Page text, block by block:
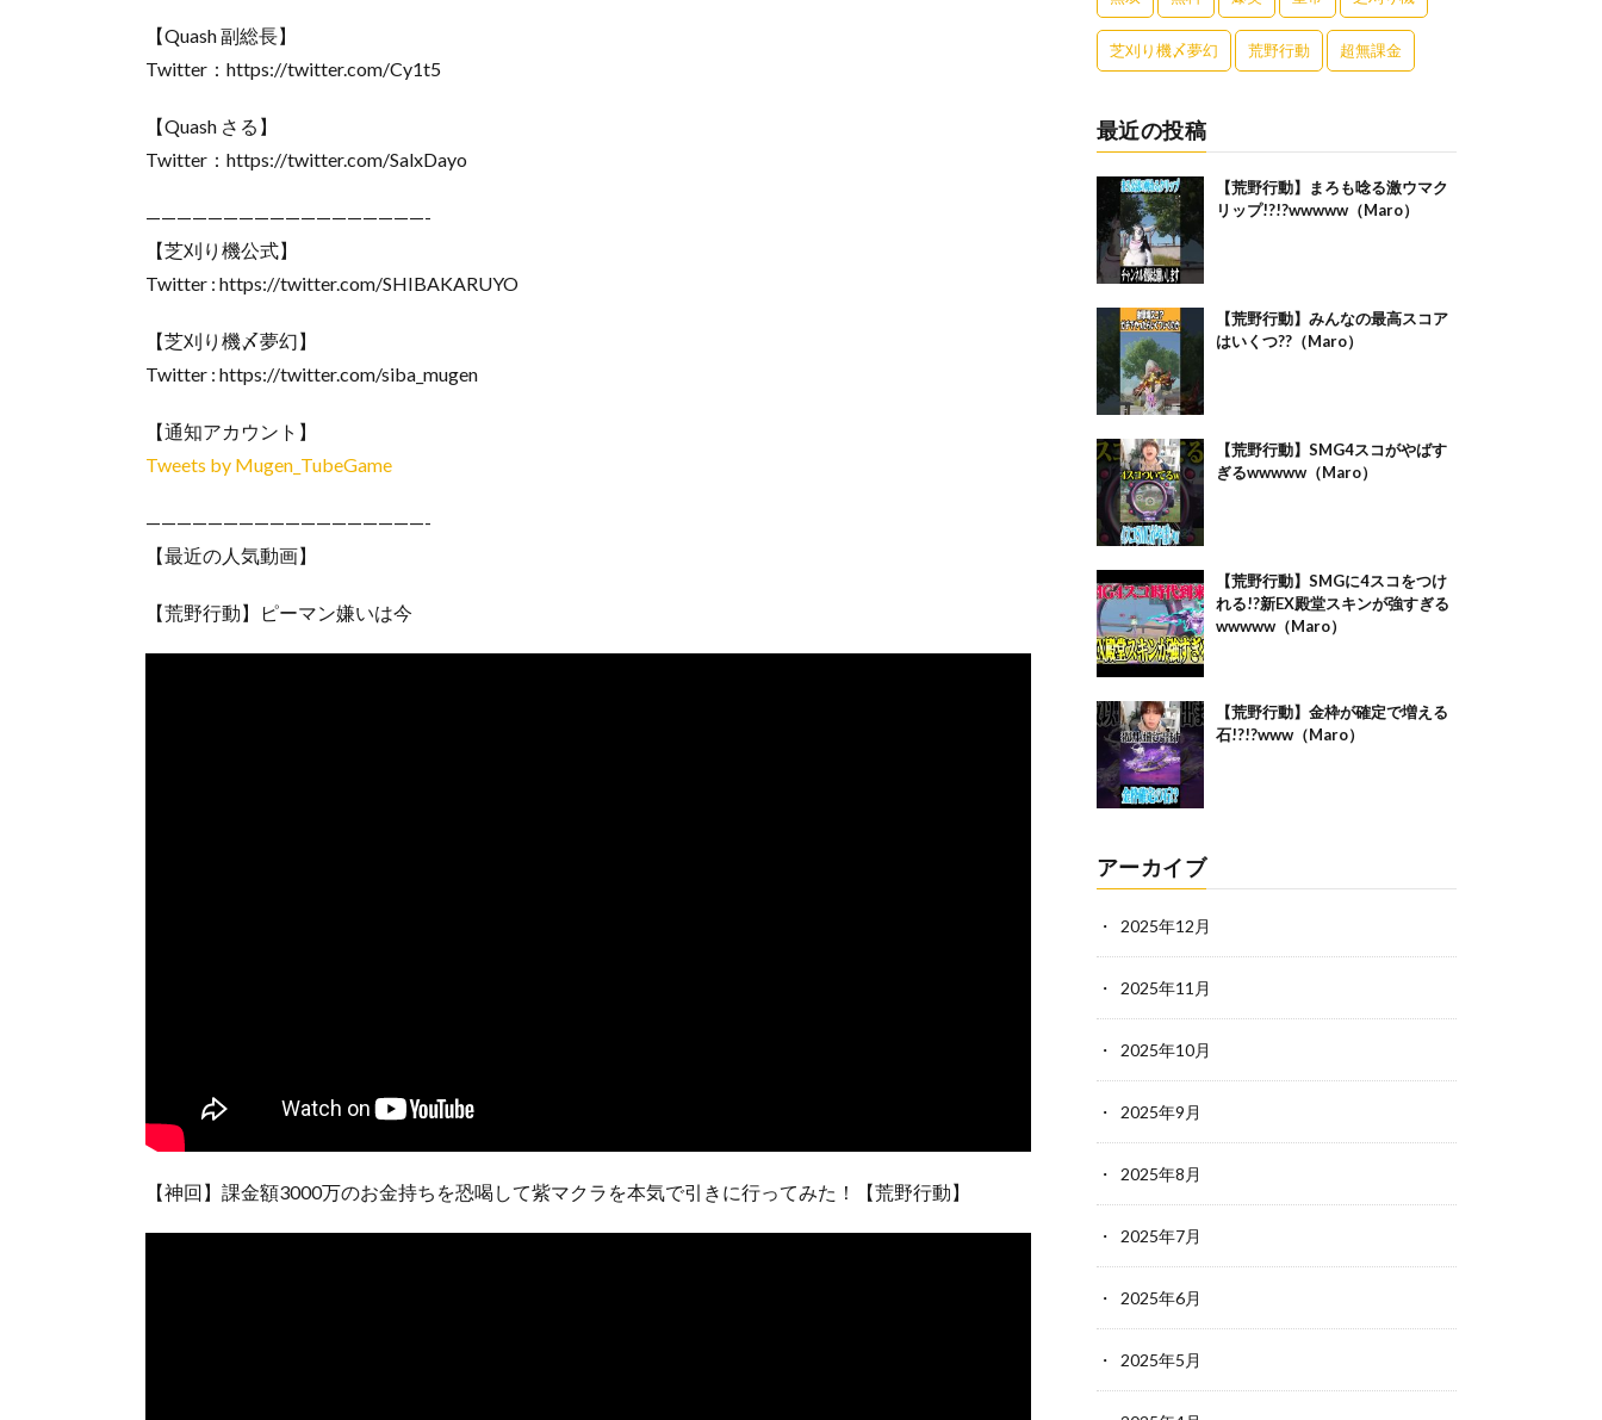
【Quash 副総長】
Twitter：https://twitter.com/Cy1t5
【Quash さる】
Twitter：https://twitter.com/SalxDayo
——————————————————-
【芝刈り機公式】
Twitter : https://twitter.com/SHIBAKARUYO
【芝刈り機〆夢幻】
Twitter : https://twitter.com/siba_mugen
【通知アカウント】
Tweets by Mugen_TubeGame
——————————————————-
【最近の人気動画】
【荒野行動】ピーマン嫌いは今
【神回】課金額3000万のお金持ちを恐喝して紫マクラを本気で引きに行ってみた！【荒野行動】
芝刈り機〆夢幻 荒野行動 超無課金
最近の投稿
【荒野行動】まろも唸る激ウマク
リップ!?!?wwwww（Maro）
【荒野行動】みんなの最高スコア
はいくつ??（Maro）
【荒野行動】SMG4スコがやばす
ぎるwwwww（Maro）
【荒野行動】SMGに4スコをつけ
れる!?新EX殿堂スキンが強すぎる
wwwww（Maro）
【荒野行動】金枠が確定で増える
石!?!?www（Maro）
アーカイブ
2025年12月
2025年11月
2025年10月
2025年9月
2025年8月
2025年7月
2025年6月
2025年5月